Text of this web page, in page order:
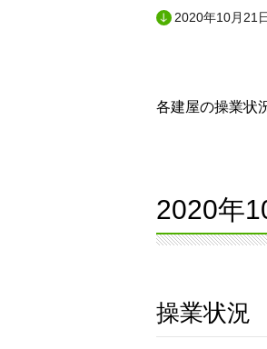
2020年10月21
各建屋の操業状
2020年
操業状況